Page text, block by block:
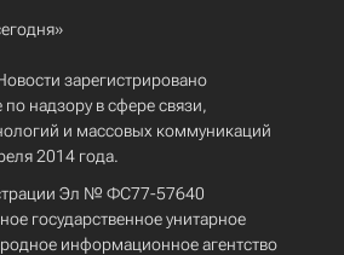
зарегистрировано
надзору в сфере связи,
и массовых коммуникаций
2014 года.
Эл № ФС77-57640
государственное унитарное
информационное агентство